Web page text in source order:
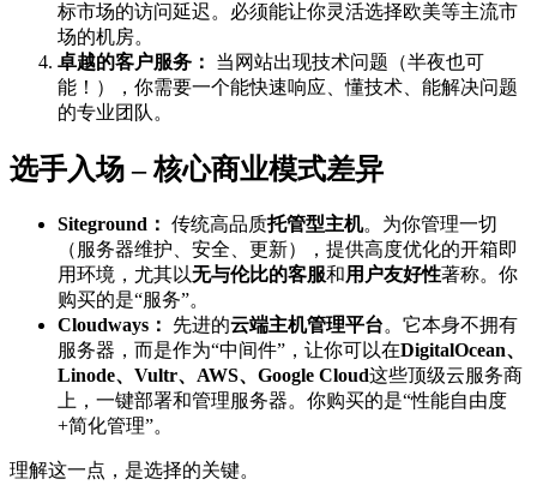
标市场的访问延迟。必须能让你灵活选择欧美等主流市
场的机房。
卓越的客户服务：
当网站出现技术问题（半夜也可
能！），你需要一个能快速响应、懂技术、能解决问题
的专业团队。
选手入场 – 核心商业模式差异
Siteground： 传统高品质托管型主机。为你管理一切
（服务器维护、安全、更新），提供高度优化的开箱即
用环境，尤其以无与伦比的客服和用户友好性著称。你
购买的是“服务”。
Cloudways：
先进的云端主机管理平台。它本身不拥有
服务器，而是作为“中间件”，让你可以在DigitalOcean、
Linode、Vultr、AWS、Google Cloud这些顶级云服务商
上，一键部署和管理服务器。你购买的是“性能自由度
+简化管理”。
理解这一点，是选择的关键。